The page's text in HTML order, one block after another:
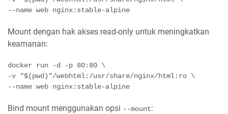
Mount dengan hak akses read-only untuk meningkatkan
keamanan:
docker run -d -p 80:80 \
-v
"$(pwd) "/webhtml:/usr/share/nginx/html:ro \
Bind mount menggunakan opsi --mount: